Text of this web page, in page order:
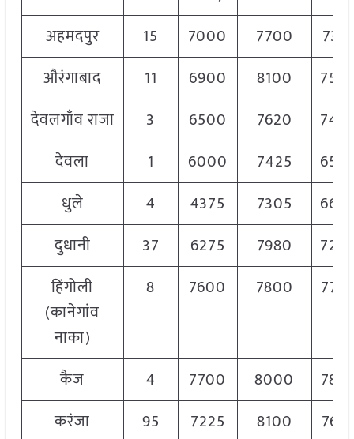
अहमदपुर
15 7000 7700
औरंगाबाद
11 6900 8100
देवलगाँव राजा
3 6500 7620
देवला
1 6000 7425
धुले
4 4375 7305
दुधानी
37 6275 7980
हिंगोली
(कानेगांव
नाका)
8 7600 7800
कैज 4 7700 8000
करंजा
95 7225 8100